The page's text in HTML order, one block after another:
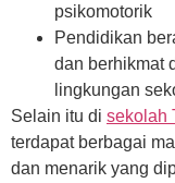
psikomotorik
Pendidikan
dan berhikmat
lingkungan
Selain itu di sekolah
terdapat berbagai
dan menarik yang